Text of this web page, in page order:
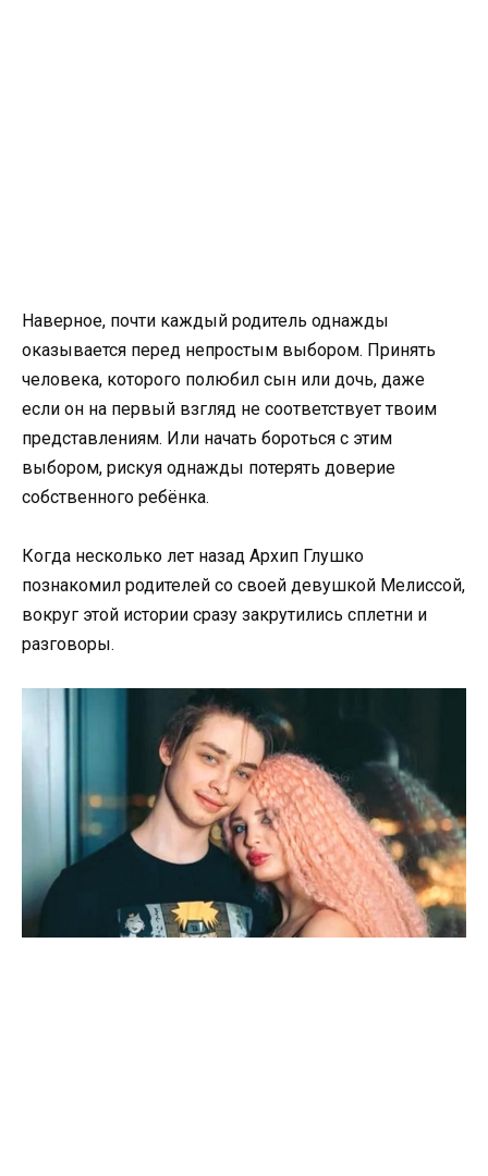
Наверное, почти каждый родитель однажды
оказывается перед непростым выбором. Принять
человека, которого полюбил сын или дочь, даже
если он на первый взгляд не соответствует твоим
представлениям. Или начать бороться с этим
выбором, рискуя однажды потерять доверие
собственного ребёнка.
Когда несколько лет назад Архип Глушко
познакомил родителей со своей девушкой Мелиссой,
вокруг этой истории сразу закрутились сплетни и
разговоры.